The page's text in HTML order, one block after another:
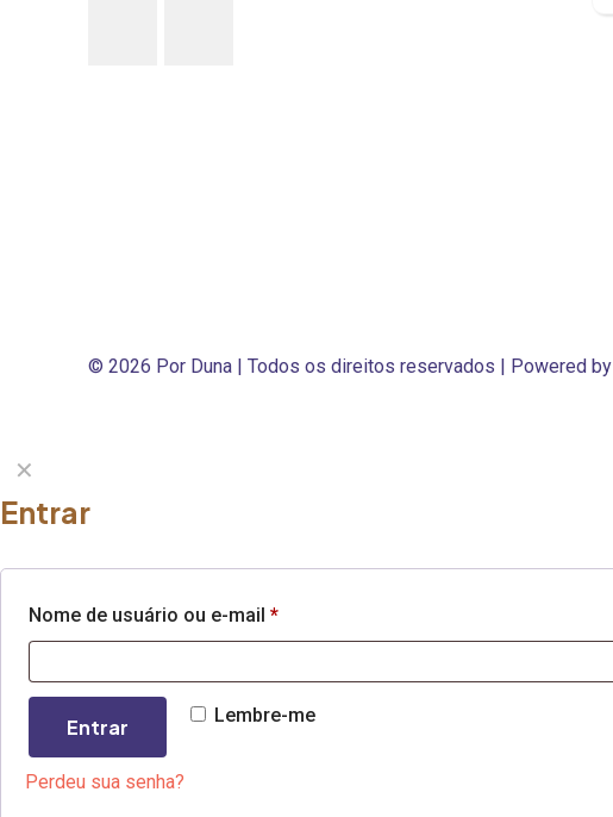
© 2026 Por Duna | Todos os direitos reservados | Powered by
✕
Entrar
Nome de usuário ou e-mail *
Lembre-me
Entrar
Perdeu sua senha?